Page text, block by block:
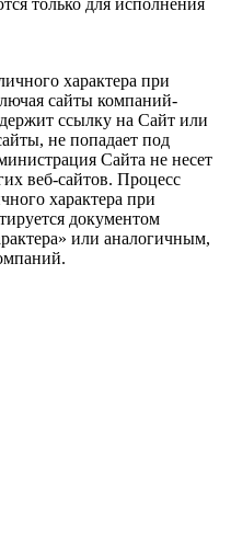
характера при
сайты компаний-
ссылку на Сайт или
не попадает под
Сайта не несет
веб-сайтов. Процесс
характера при
документом
или аналогичным,